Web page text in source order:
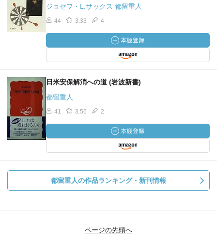
ジョセフ・L.サックス 都留重人
44 3.33 4
日米安保解消への道 (岩波新書)
都留重人
41 3.56 2
都留重人の作品ランキング・新刊情報
ページの先頭へ